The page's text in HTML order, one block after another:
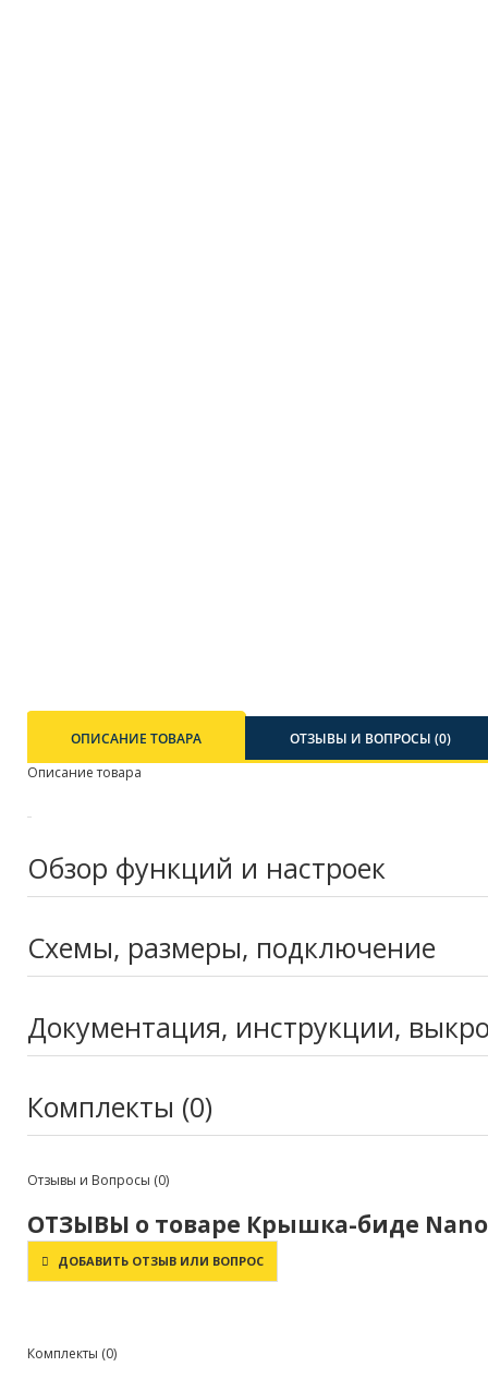
ОПИСАНИЕ ТОВАРА
ОТЗЫВЫ И ВОПРОСЫ (0)
Описание товара
Обзор функций и настроек
Схемы, размеры, подключение
Документация, инструкции,
Комплекты (0)
Отзывы и Вопросы (0)
ОТЗЫВЫ о товаре Крышка-биде
ДОБАВИТЬ ОТЗЫВ ИЛИ ВОПРОС
Комплекты (0)